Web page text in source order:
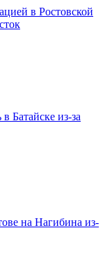
в Ростовской
Батайске из-за
на Нагибина из-